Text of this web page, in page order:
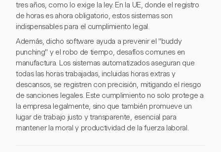
tres años, como lo exige la ley. En la UE, donde el registro
de horas es ahora obligatorio, estos sistemas son
indispensables para el cumplimiento legal.
Además, dicho software ayuda a prevenir el "buddy
punching" y el robo de tiempo, desafíos comunes en
manufactura. Los sistemas automatizados aseguran que
todas las horas trabajadas, incluidas horas extras y
descansos, se registren con precisión, mitigando el riesgo
de sanciones legales. Este cumplimiento no solo protege a
la empresa legalmente, sino que también promueve un
lugar de trabajo justo y transparente, esencial para
mantener la moral y productividad de la fuerza laboral.